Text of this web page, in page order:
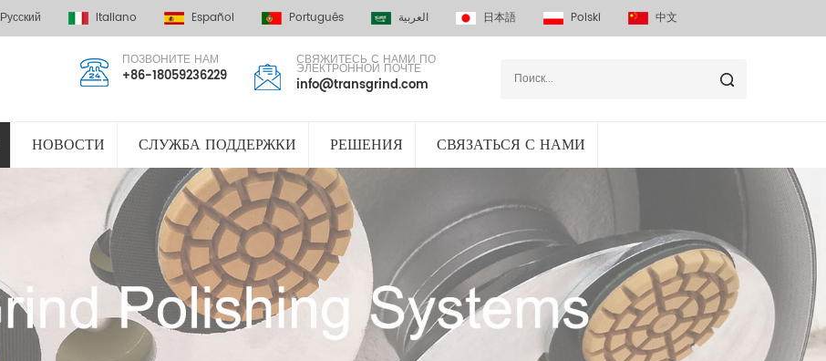
Русский Italiano Español Português العربية 日本語 Polski 中文
ПОЗВОНИТЕ НАМ
+86-18059236229
СВЯЖИТЕСЬ С НАМИ ПО
ЭЛЕКТРОННОЙ ПОЧТЕ
info@transgrind.com
НОВОСТИ СЛУЖБА ПОДДЕРЖКИ РЕШЕНИЯ СВЯЗАТЬСЯ С НАМИ